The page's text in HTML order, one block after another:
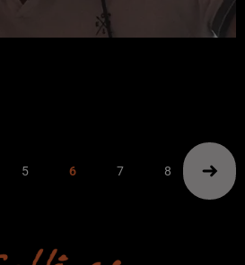
5 6 7 8 9